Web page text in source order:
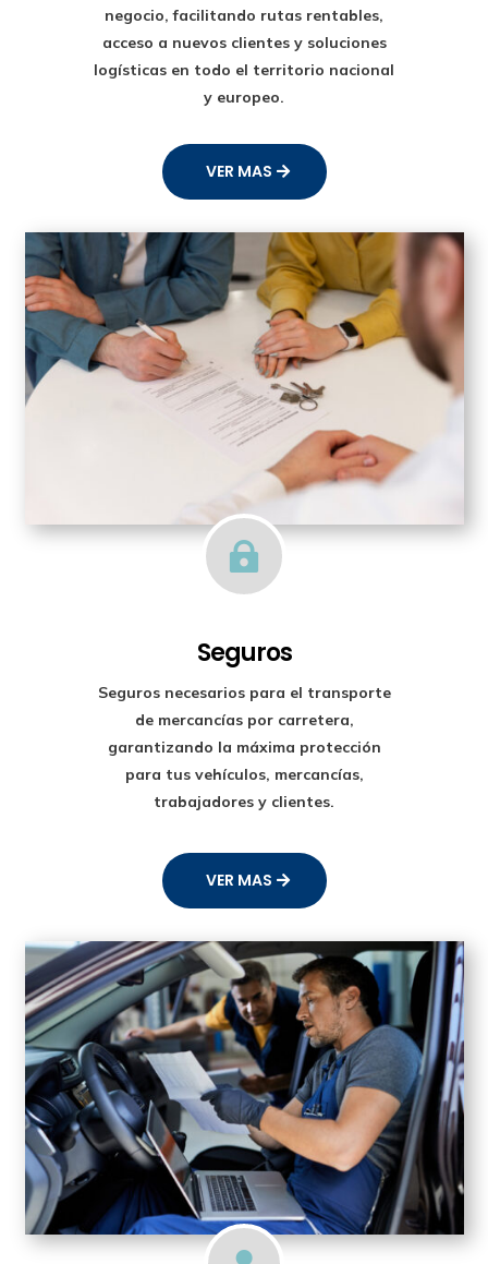
negocio, facilitando rutas rentables,
acceso a nuevos clientes y soluciones
logísticas en todo el territorio nacional
y europeo.
VER MAS

Seguros
Seguros necesarios para el transporte
de mercancías por carretera,
garantizando la máxima protección
para tus vehículos, mercancías,
trabajadores y clientes.
VER MAS